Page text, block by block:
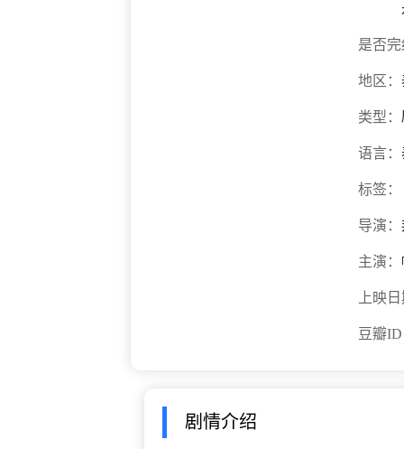
是否
地区：
类型：
语言：
标签：
导演：
主演：
上映
豆瓣
剧情介绍